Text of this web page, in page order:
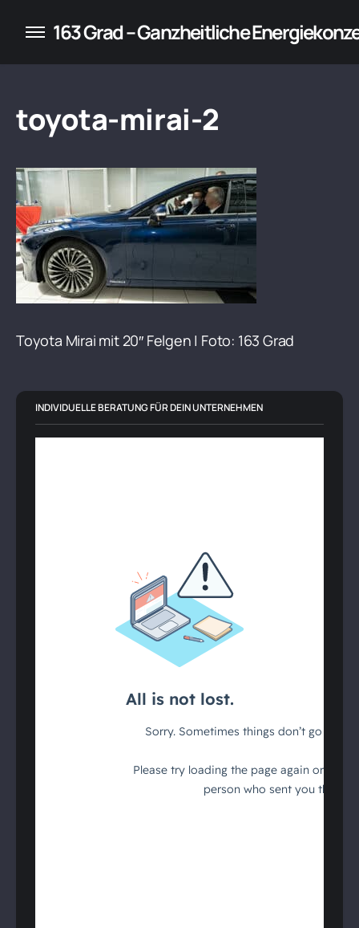
für Unternehmen
163 Grad – Ganzheitliche
toyota-mirai-2
Toyota Mirai mit 20″ Felgen | Foto: 163 Grad
INDIVIDUELLE BERATUNG FÜR DEIN UNTERNEHMEN